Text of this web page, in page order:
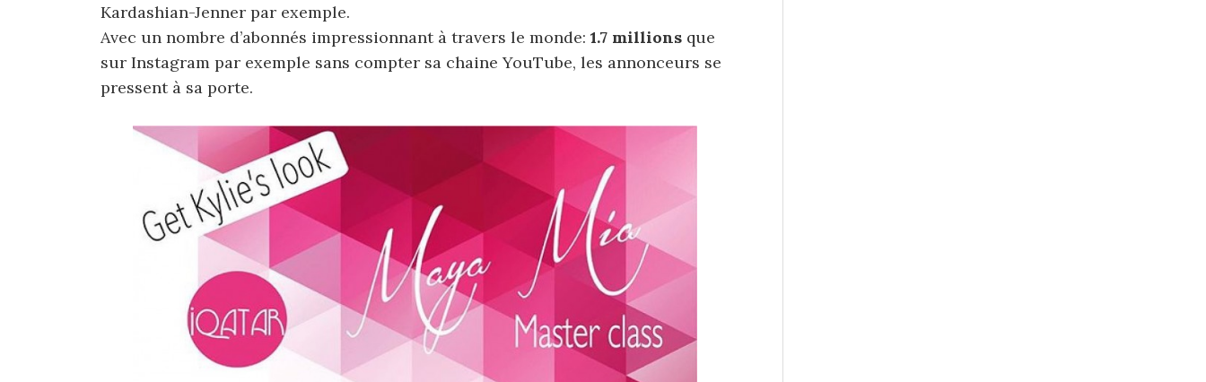
Kardashian-Jenner par exemple.
Avec un nombre d’abonnés impressionnant à travers le monde: 1.7 millions que
sur Instagram par exemple sans compter sa chaine YouTube, les annonceurs se
pressent à sa porte.